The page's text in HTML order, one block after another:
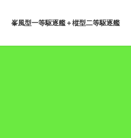
峯風型一等駆逐艦＋樅型二等駆逐艦